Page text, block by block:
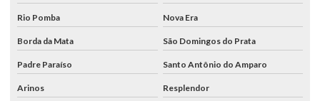
Rio Pomba Nova Era
Borda da Mata São Domingos do Prata
Padre Paraíso Santo Antônio do Amparo
Arinos Resplendor